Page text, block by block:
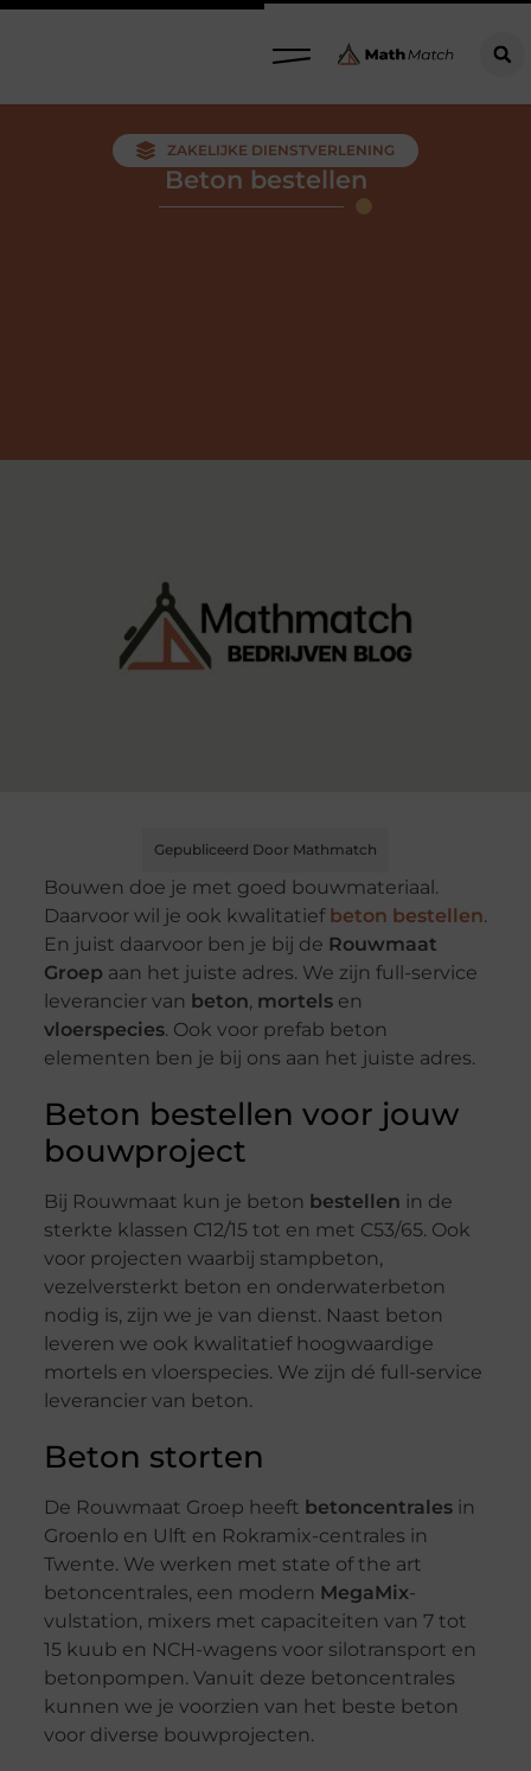
ZAKELIJKE DIENSTVERLENING
Beton bestellen
Gepubliceerd Door Mathmatch
Bouwen doe je met goed bouwmateriaal.
Daarvoor wil je ook kwalitatief beton bestellen.
En juist daarvoor ben je bij de Rouwmaat
Groep aan het juiste adres. We zijn full-service
leverancier van beton, mortelsen
vloerspecies. Ook voor prefab beton
elementen ben je bij ons aan het juiste adres.
Beton bestellen voor jouw
bouwproject
Bij Rouwmaat kun je beton bestellen in de
sterkte klassen C12/15 tot en met C53/65. Ook
voor projecten waarbij stampbeton,
vezelversterkt beton en onderwaterbeton
nodig is, zijn we je van dienst. Naast beton
leveren we ook kwalitatief hoogwaardige
mortels en vloerspecies. We zijn dé full-service
leverancier van beton.
Beton storten
De Rouwmaat Groep heeft betoncentralesin
Groenlo en Ulft en Rokramix-centrales in
Twente. We werken met state of the art
betoncentrales, een modern MegaMix-
vulstation, mixers met capaciteiten van 7 tot
15 kuub en NCH-wagens voor silotransport en
betonpompen. Vanuit deze betoncentrales
kunnen we je voorzien van het beste beton
voor diverse bouwprojecten.